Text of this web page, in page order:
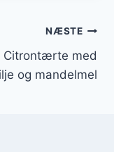
NÆSTE
Citrontærte med
og mandelmel